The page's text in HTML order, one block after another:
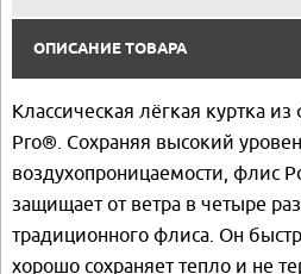
ОПИСАНИЕ ТОВАРА
Классическая лёгкая куртка
Pro®. Сохраняя высокий
воздухопроницаемости, флис
защищает от ветра в четыре
традиционного флиса. Он
хорошо сохраняет тепло и не